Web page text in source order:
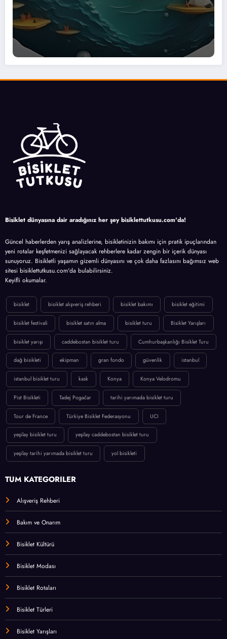
Bisiklet dünyasına dair aradığınız her şey bisiklettutkusu.com'da!
Güncel haberlerden yarış analizlerine, bisikletinizin bakımı için pratik ipuçlarından
yeni rotalar keşfetmenizi sağlayacak rehberlere kadar zengin bir içerik dünyası
sunuyoruz. Bisikletli yaşamın gizemli dünyasını ve çok daha fazlasını bağımsız web
sitesi bisiklettutkusu.com'da bulabilirsiniz.
Keyifli okumalar.
bisiklet bisiklet alışveriş rehberi bisiklet bakımı bisiklet eğitimi
bisiklet festivali bisiklet satın alma bisiklet turu Bisiklet Yarışları
bisiklet yarışı caddebostan bisiklet turu Cumhurbaşkanlığı Bisiklet Turu
dağ bisikleti ekipman gran fondo güvenlik istanbul
istanbul bisiklet turu kask Konya Konya Velodromu
Pist Bisikleti Tadej Pogačar tarihi yarımada bisiklet turu
Tour de France Türkiye Bisiklet Federasyonu UCI
yeşilay bisiklet turu yeşilay caddebostan bisiklet turu
yeşilay tarihi yarımada bisiklet turu yol bisikleti
TÜM KATEGORİLER
Alışveriş Rehberi
Bakım ve Onarım
Bisiklet Kültürü
Bisiklet Modası
Bisiklet Rotaları
Bisiklet Türleri
Bisiklet Yarışları